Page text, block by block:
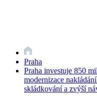
Praha
Praha investuje 850
modernizace
skládkování a zvýší